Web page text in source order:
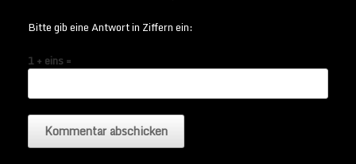
Bitte gib eine Antwort in Ziffern ein:
1 + eins =